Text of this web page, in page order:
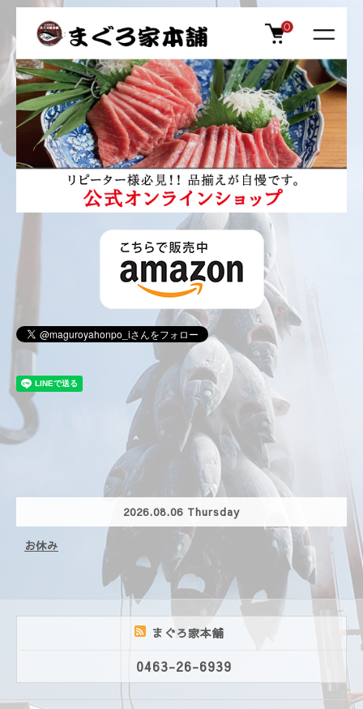
2026.08.06 Thursday
お休み
まぐろ家本舗
0463-26-6939